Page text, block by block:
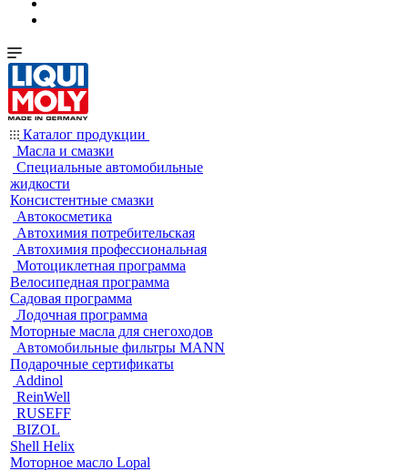
Каталог продукции
Масла и смазки
Специальные автомобильные
жидкости
Консистентные смазки
Автокосметика
Автохимия потребительская
Автохимия профессиональная
Мотоциклетная программа
Велосипедная программа
Садовая программа
Лодочная программа
Моторные масла для снегоходов
Автомобильные фильтры MANN
Подарочные сертификаты
Addinol
ReinWell
RUSEFF
BIZOL
Shell Helix
Моторное масло Lopal